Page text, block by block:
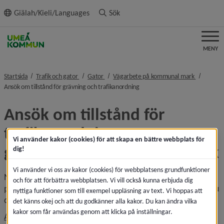
innehållet
Giälah/Kieli/Languages Sök
MENY
Startsida Trafik och gator nivå i brödsmulenavigeringen
Gator nivå i brödsmulenavigeringen
Vägarbete på kommunal mark nivå i
Ansök om tillstånd för grävning och trafikanordningnivå i brödsmulenavigeringen
Ansök om tillstånd för
trafikanordning samt
grävning på allmän platsmark
När du ska ansöka om tillstånd för grävning på allmän
platsmark och trafikanordningsplan i Umeå kommun gör du
det via en e-tjänsten som heter ISY Case.
Ansök om tillstånd för grävning och trafikanordning
Vi använder kakor (cookies) för att skapa en bättre webbplats för
dig!
Vi använder vi oss av kakor (cookies) för webbplatsens grundfunktioner
och för att förbättra webbplatsen. Vi vill också kunna erbjuda dig
nyttiga funktioner som till exempel uppläsning av text. Vi hoppas att
det känns okej och att du godkänner alla kakor. Du kan ändra vilka
kakor som får användas genom att klicka på inställningar.